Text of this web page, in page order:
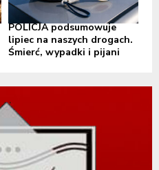
POLICJA podsumowuje
lipiec na naszych drogach.
Śmierć, wypadki i pijani